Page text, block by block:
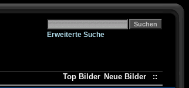
Erweiterte Suche
Top Bilder Neue Bilder ::